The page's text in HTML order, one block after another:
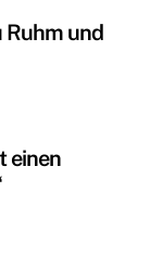
Ruhm und
einen